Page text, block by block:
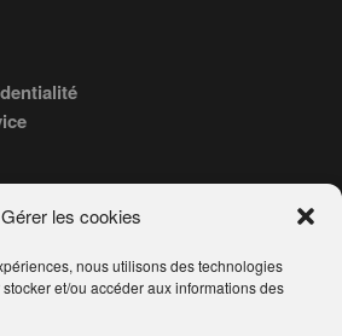
Gérer les cookies
nous utilisons des technologies
et/ou accéder aux informations des
ÉDITÉ PAR
- 91, RUE DU FAUBOURG ST HONORÉ